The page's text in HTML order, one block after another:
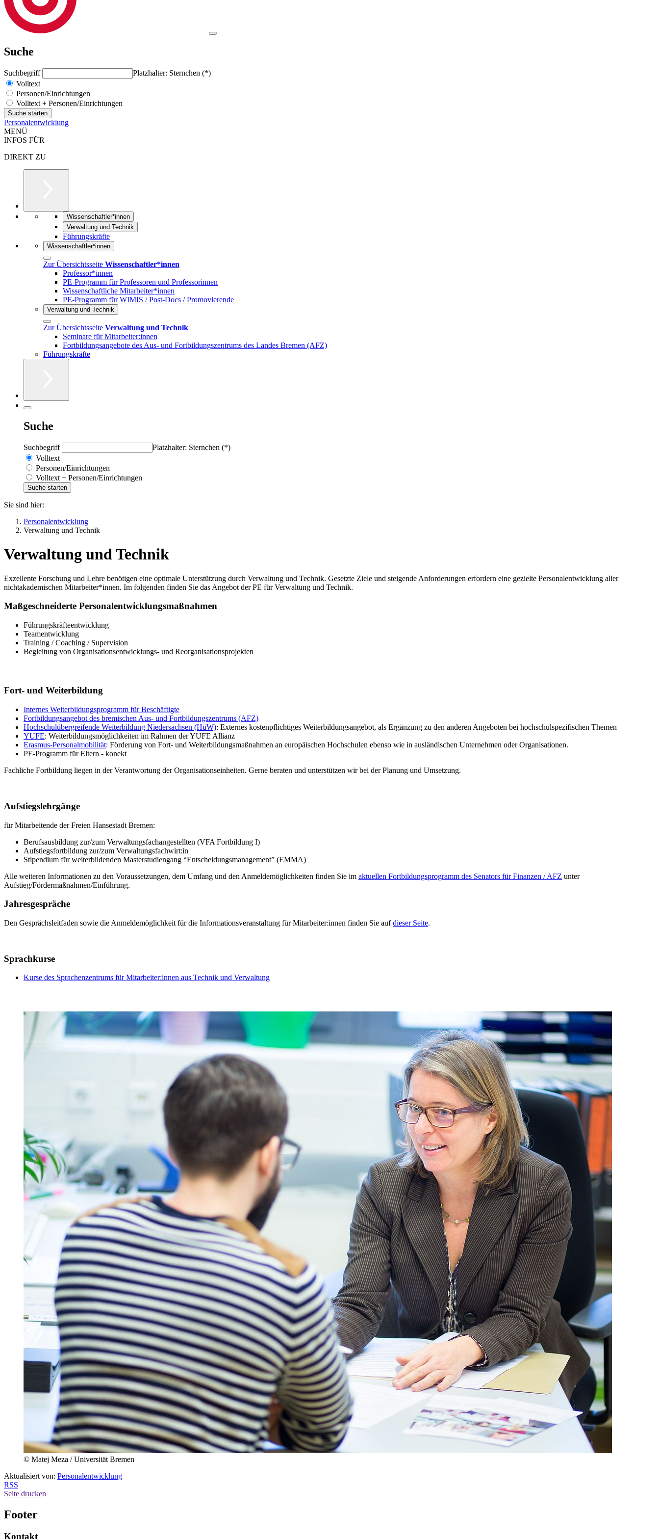
Suche
Suchbegriff
Platzhalter: Sternchen (*)
Volltext
Personen/Einrichtungen
Volltext + Personen/Einrichtungen
Personalentwicklung
MENÜ
INFOS FÜR
DIREKT ZU
Wissenschaftler*innen
Verwaltung und Technik
Führungskräfte
Wissenschaftler*innen
Zur Übersichtsseite Wissenschaftler*innen
Professor*innen
PE-Programm für Professoren und Professorinnen
Wissenschaftliche Mitarbeiter*innen
PE-Programm für WIMIS / Post-Docs / Promovierende
Verwaltung und Technik
Zur Übersichtsseite Verwaltung und Technik
Seminare für Mitarbeiter:innen
Fortbildungsangebote des Aus- und Fortbildungszentrums des Landes Bremen (AFZ)
Führungskräfte
Suche
Suchbegriff
Platzhalter: Sternchen (*)
Volltext
Personen/Einrichtungen
Volltext + Personen/Einrichtungen
Sie sind hier:
Personalentwicklung
Verwaltung und Technik
Verwaltung und Technik
Exzellente Forschung und Lehre benötigen eine optimale Unterstützung durch Verwaltung und Technik. Gesetzte Ziele und steigende Anforderungen erfordern eine gezielte Personalentwicklung aller
nichtakademischen Mitarbeiter*innen. Im folgenden finden Sie das Angebot der PE für Verwaltung und Technik.
Maßgeschneiderte Personalentwicklungsmaßnahmen
Führungskräfteentwicklung
Teamentwicklung
Training / Coaching / Supervision
Begleitung von Organisationsentwicklungs- und Reorganisationsprojekten
Fort- und Weiterbildung
Internes Weiterbildungsprogramm für Beschäftigte
Fortbildungsangebot des bremischen Aus- und Fortbildungszentrums (AFZ)
Hochschulübergreifende Weiterbildung Niedersachsen (HüW): Externes kostenpflichtiges Weiterbildungsangebot, als Ergänzung zu den anderen Angeboten bei hochschulspezifischen Themen
YUFE: Weiterbildungsmöglichkeiten im Rahmen der YUFE Allianz
Erasmus-Personalmobilität: Förderung von Fort- und Weiterbildungsmaßnahmen an europäischen Hochschulen ebenso wie in ausländischen Unternehmen oder Organisationen.
PE-Programm für Eltern - konekt
Fachliche Fortbildung liegen in der Verantwortung der Organisationseinheiten. Gerne beraten und unterstützen wir bei der Planung und Umsetzung.
Aufstiegslehrgänge
für Mitarbeitende der Freien Hansestadt Bremen:
Berufsausbildung zur/zum Verwaltungsfachangestellten (VFA Fortbildung I)
Aufstiegsfortbildung zur/zum Verwaltungsfachwirt:in
Stipendium für weiterbildenden Masterstudiengang “Entscheidungsmanagement” (EMMA)
Alle weiteren Informationen zu den Voraussetzungen, dem Umfang und den Anmeldemöglichkeiten finden Sie im aktuellen Fortbildungsprogramm des Senators für Finanzen / AFZ unter
Aufstieg/Fördermaßnahmen/Einführung.
Jahresgespräche
Den Gesprächsleitfaden sowie die Anmeldemöglichkeit für die Informationsveranstaltung für Mitarbeiter:innen finden Sie aufdieser Seite.
Sprachkurse
Kurse des Sprachenzentrums für Mitarbeiter:innen aus Technik und Verwaltung
© Matej Meza / Universität Bremen
Aktualisiert von: Personalentwicklung
RSS
Seite drucken
Footer
Kontakt